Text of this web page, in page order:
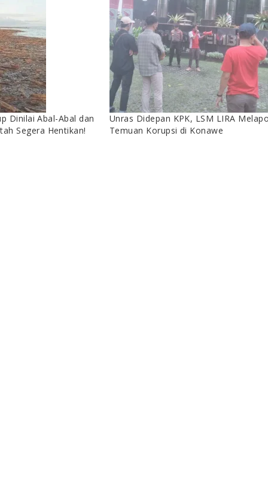
Dinilai Abal-Abal dan
Segera Hentikan!
Unras Didepan KPK, LSM LIRA
Temuan Korupsi di Konawe